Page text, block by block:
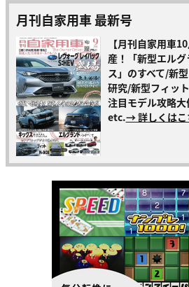
月刊自家用車 最新号
【月刊自家用車
産！「新型エル
ス」のすべて/新
研究/新型フィッ
注目モデル攻略
etc.→ 詳しくはこ